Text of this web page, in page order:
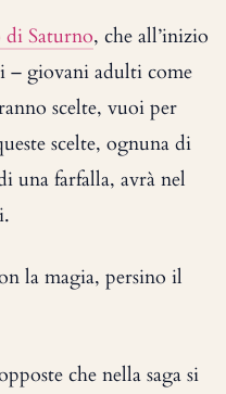
Saturno, che all’inizio
– giovani adulti come
scelte, vuoi per
scelte, ognuna di
una farfalla, avrà nel
la magia, persino il
che nella saga si